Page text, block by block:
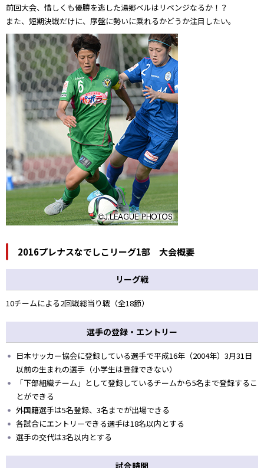
前回大会、惜しくも優勝を逃した湯郷ベルはリベンジなるか！？
また、短期決戦だけに、序盤に勢いに乗れるかどうか注目したい。
2016プレナスなでしこリーグ1部 大会概要
リーグ戦
10チームによる2回戦総当り戦（全18節）
選手の登録・エントリー
日本サッカー協会に登録している選手で平成16年（2004年）3月31日
以前の生まれの選手（小学生は登録できない）
「下部組織チーム」として登録しているチームから5名まで登録するこ
とができる
外国籍選手は5名登録、3名までが出場できる
各試合にエントリーできる選手は18名以内とする
選手の交代は3名以内とする
試合時間